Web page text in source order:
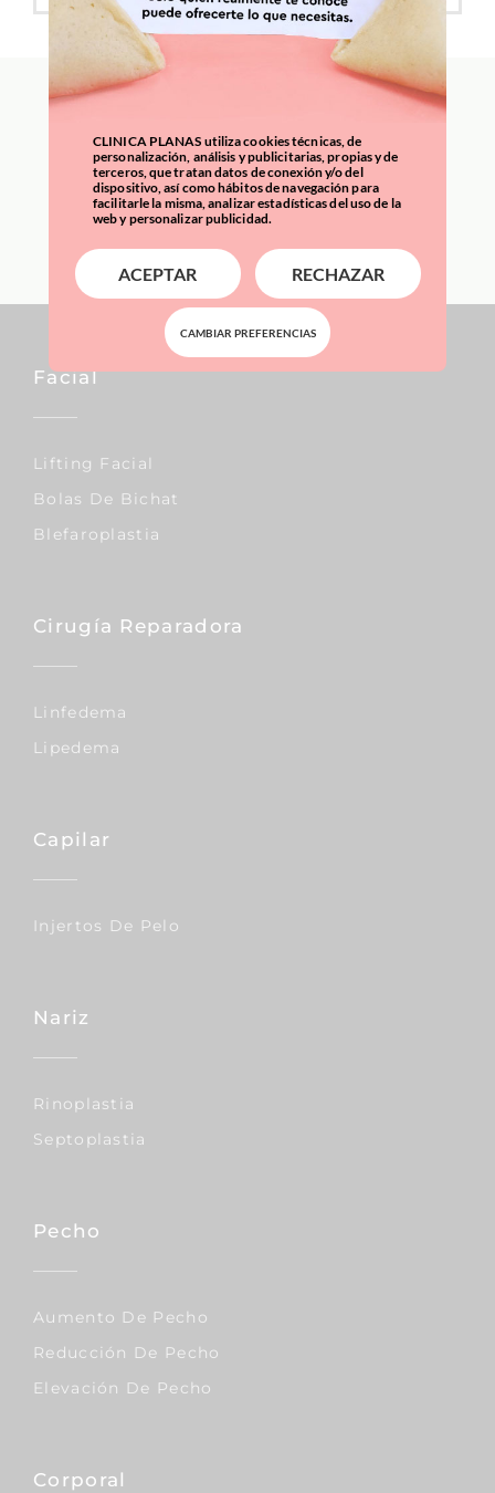
everything you need to
know
LEARN MORE
Facial
Lifting Facial
Bolas De Bichat
Blefaroplastia
Cirugía Reparadora
Linfedema
Lipedema
Capilar
Injertos De Pelo
Nariz
Rinoplastia
Septoplastia
Pecho
Aumento De Pecho
Reducción De Pecho
Elevación De Pecho
Corporal
CLINICA PLANAS utiliza cookies técnicas, de
personalización, análisis y publicitarias, propias y de
terceros, que tratan datos de conexión y/o del
dispositivo, así como hábitos de navegación para
facilitarle la misma, analizar estadísticas del uso de la
web y personalizar publicidad.
ACEPTAR RECHAZAR
CAMBIAR PREFERENCIAS